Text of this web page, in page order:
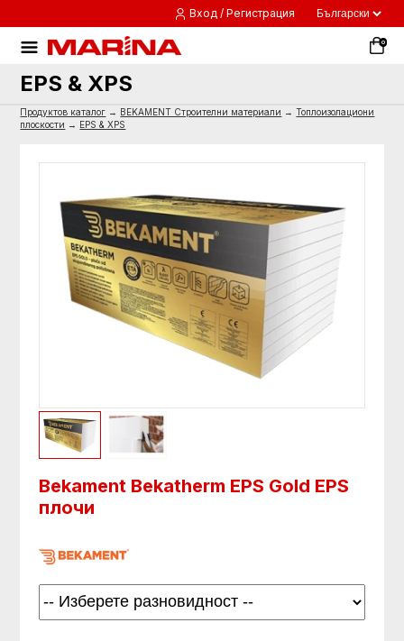
Вход / Регистрация
0
EPS & XPS
Продуктов каталог → BEKAMENT Строителни материали →Топлоизолациони
плоскости → EPS & XPS
Bekament Bekatherm EPS Gold EPS
плочи